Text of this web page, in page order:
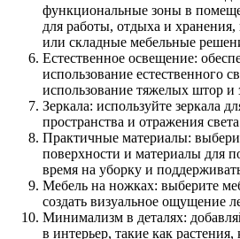
функциональные зоны в
для работы, отдыха и
или складные мебельные
Естественное освещение:
использование естественного
использование тяжелых штор и
Зеркала: используйте зеркала
пространства и отражения
Практичные материалы:
поверхности и материалы для
время на уборку и
Мебель на ножках: выберите
создать визуальное ощущение
Минимализм в деталях:
в интерьер, такие как